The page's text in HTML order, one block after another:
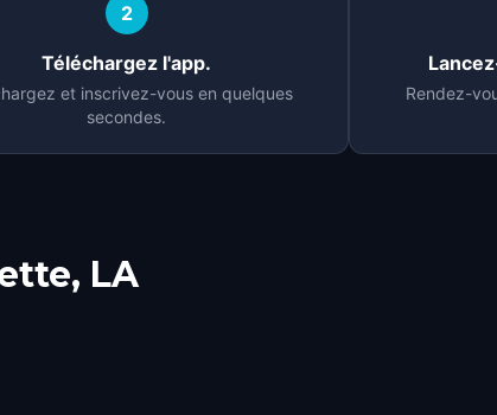
2
Téléchargez l'app.
et inscrivez-vous en quelques
secondes.
Rendez-
LA